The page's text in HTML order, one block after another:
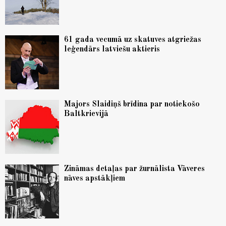
61 gada vecumā uz skatuves atgriežas
leģendārs latviešu aktieris
Majors Slaidiņš brīdina par notiekošo
Baltkrievijā
Zināmas detaļas par žurnālista Vāveres
nāves apstākļiem